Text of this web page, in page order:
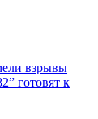
взрывы
готовят к